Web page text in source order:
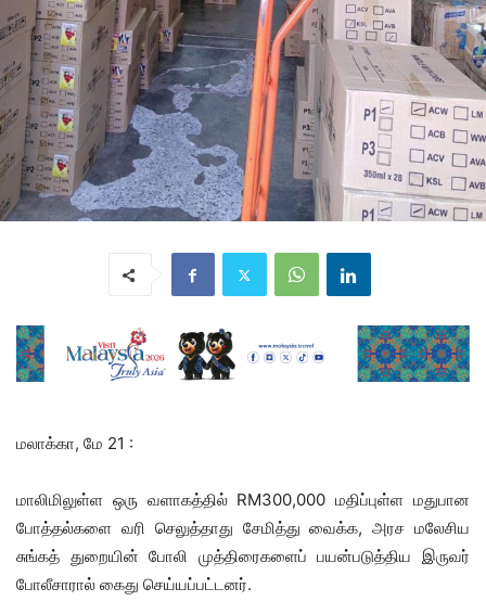
மலாக்கா, மே 21 :
மாலிமிலுள்ள ஒரு வளாகத்தில் RM300,000 மதிப்புள்ள மதுபான
போத்தல்களை வரி செலுத்தாது சேமித்து வைக்க, அரச மலேசிய
சுங்கத் துறையின் போலி முத்திரைகளைப் பயன்படுத்திய இருவர்
போலீசாரால் கைது செய்யப்பட்டனர்.